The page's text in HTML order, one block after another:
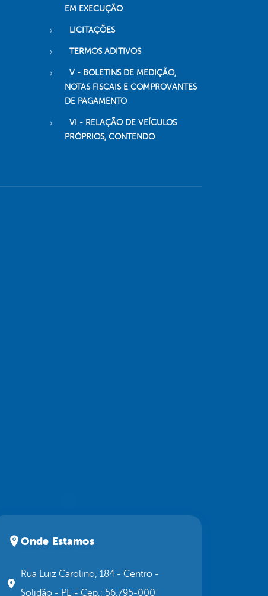
EM EXECUÇÃO
LICITAÇÕES
TERMOS ADITIVOS
V - BOLETINS DE MEDIÇÃO,
NOTAS FISCAIS E COMPROVANTES
DE PAGAMENTO
VI - RELAÇÃO DE VEÍCULOS
PRÓPRIOS, CONTENDO
Onde Estamos
Rua Luiz Carolino, 184 - Centro -
Solidão - PE - Cep.: 56.795-000